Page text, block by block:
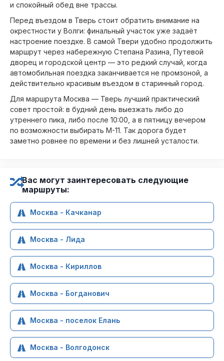
и спокойный обед вне трассы.
Перед въездом в Тверь стоит обратить внимание на
окрестности у Волги: финальный участок уже задаёт
настроение поездке. В самой Твери удобно продолжить
маршрут через набережную Степана Разина, Путевой
дворец и городской центр — это редкий случай, когда
автомобильная поездка заканчивается не промзоной, а
действительно красивым въездом в старинный город.
Для маршрута Москва — Тверь лучший практический
совет простой: в будний день выезжать либо до
утреннего пика, либо после 10:00, а в пятницу вечером
по возможности выбирать М-11. Так дорога будет
заметно ровнее по времени и без лишней усталости.
Вас могут заинтересовать следующие
маршруты:
Москва - Качканар
Москва - Лида
Москва - Кириллов
Москва - Богданович
Москва - поселок Елань
Москва - Волгодонск